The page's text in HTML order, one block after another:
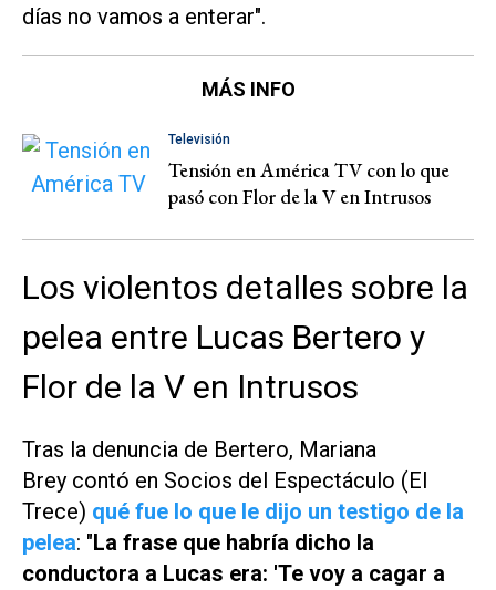
días no vamos a enterar".
MÁS INFO
Televisión
Tensión en América TV con lo que
pasó con Flor de la V en Intrusos
Los violentos detalles sobre la
pelea entre Lucas Bertero y
Flor de la V en Intrusos
Tras la denuncia de Bertero, Mariana
Brey contó en Socios del Espectáculo (El
Trece) qué fue lo que le dijo un testigo de la
pelea: "La frase que habría dicho la
conductora a Lucas era: 'Te voy a cagar a